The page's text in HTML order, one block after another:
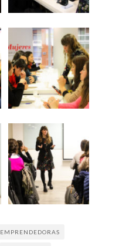
EMPRENDEDORAS